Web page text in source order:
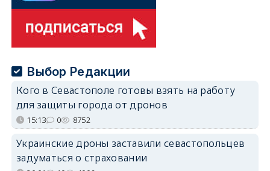
Выбор Редакции
Кого в Севастополе готовы взять на работу
для защиты города от дронов
15:13 0 8752
Украинские дроны заставили севастопольцев
задуматься о страховании